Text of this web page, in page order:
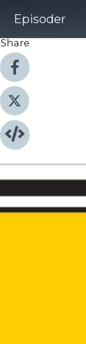
Episoder
Share